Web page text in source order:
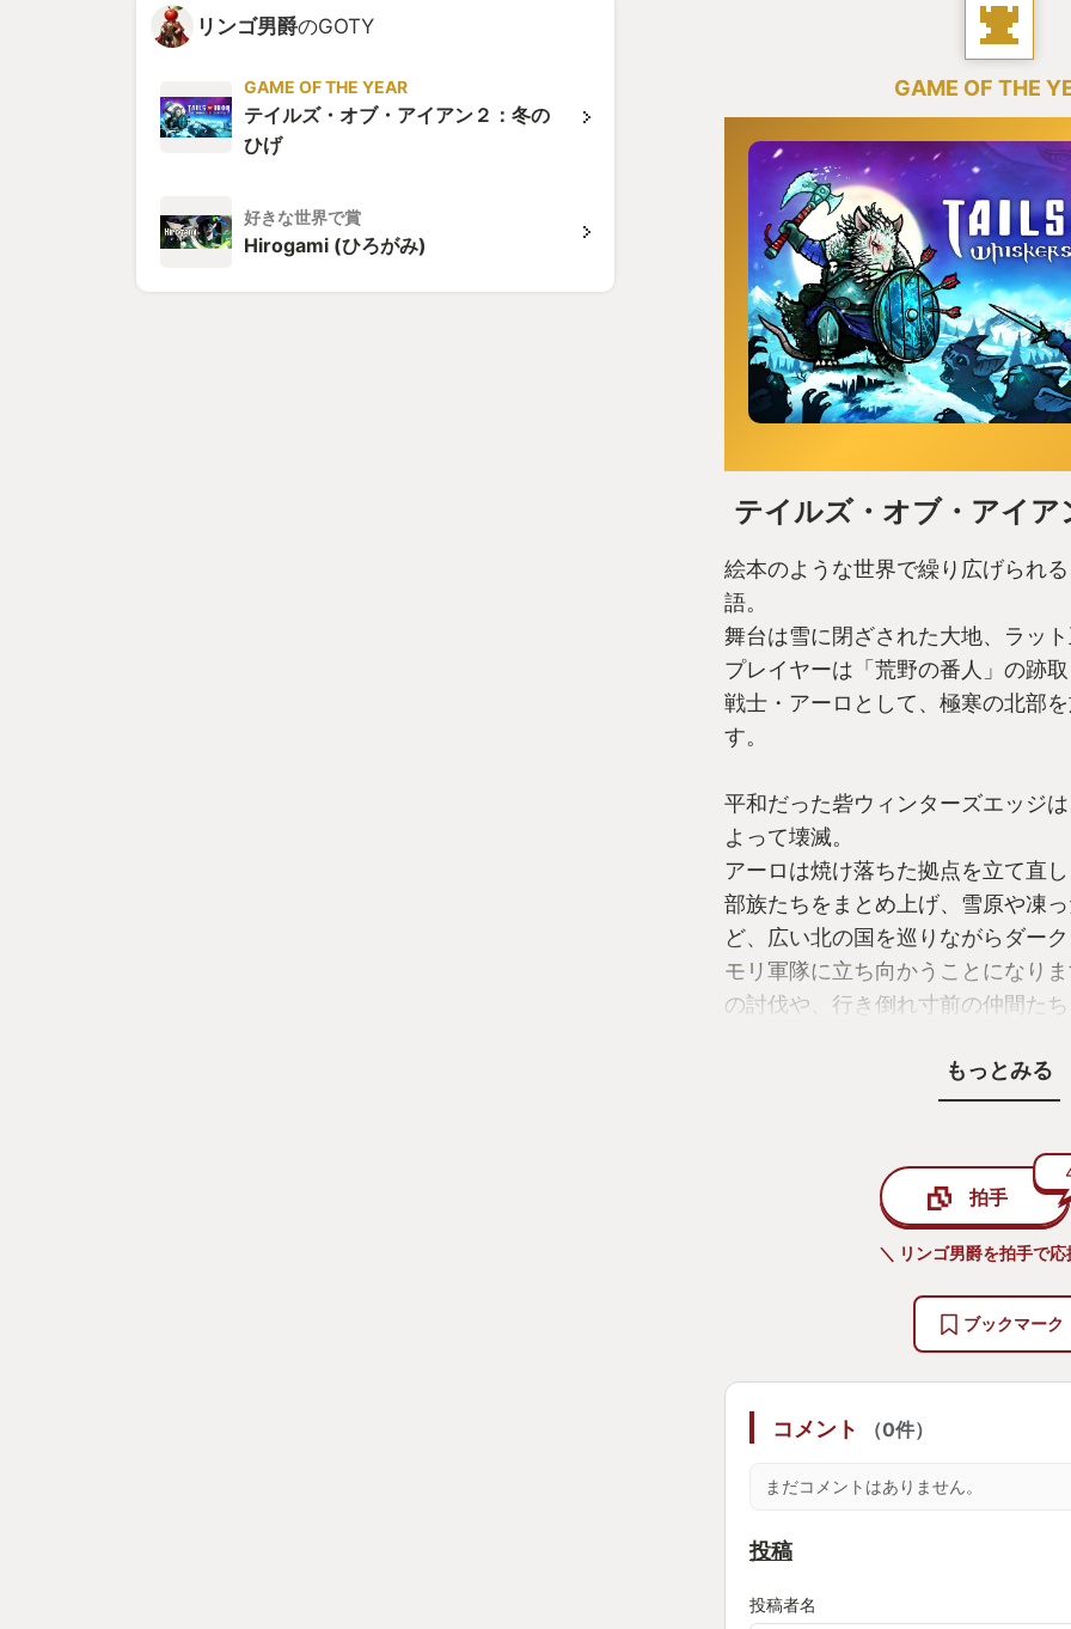
リンゴ男爵のGOTY
GAME OF THE YEAR
テイルズ・オブ・アイアン２：冬の
ひげ
好きな世界で賞
Hirogami (ひろがみ)
GAME OF THE
テイルズ・オブ・アイア
絵本のような世界で繰り広げられ
語。
舞台は雪に閉ざされた大地、ラット
プレイヤーは「荒野の番人」の跡
戦士・アーロとして、極寒の北部
す。
平和だった砦ウィンターズエッジ
よって壊滅。
アーロは焼け落ちた拠点を立て直
部族たちをまとめ上げ、雪原や凍
ど、広い北の国を巡りながらダー
モリ軍隊に立ち向かうことになり
の討伐や、行き倒れ寸前の仲間た
えのある戦闘がとても楽しいからで
敵の攻撃にはそれぞれ
○シールドでしっかり受けたいもの
がはっきりしていて、敵の動きを
コンテニューを余儀なくされます
高く「理不尽に心を折られる」と
上達が実感できるタイプ」の手ご
難しさが上がります。最初は「無
「今の、見てからローリングいけた
もっとみる
拍手
＼ リンゴ男爵を拍手で応
ブックマーク
コメント （0件）
まだコメントはありません。
投稿
投稿者名